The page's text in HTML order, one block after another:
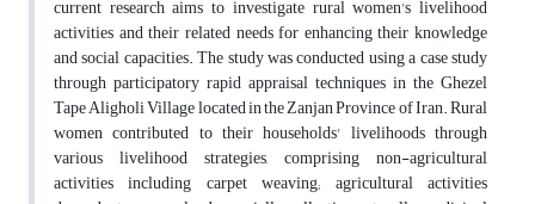
current research aims to investigate rural women's livelihood
activities and their related needs for enhancing their knowledge
and social capacities. The study was conducted using a case study
through participatory rapid appraisal techniques in the Ghezel
Tape Aligholi Village located in the Zanjan Province of Iran. Rural
women contributed to their households' livelihoods through
various livelihood strategies, comprising non-agricultural
activities including carpet weaving; agricultural activities